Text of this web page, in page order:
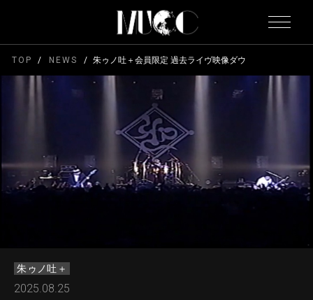
TOP NEWS 朱ゥノ吐＋会員限定 過去ライヴ映像ダウンロード販売決
朱ゥノ吐＋
2025.08.25